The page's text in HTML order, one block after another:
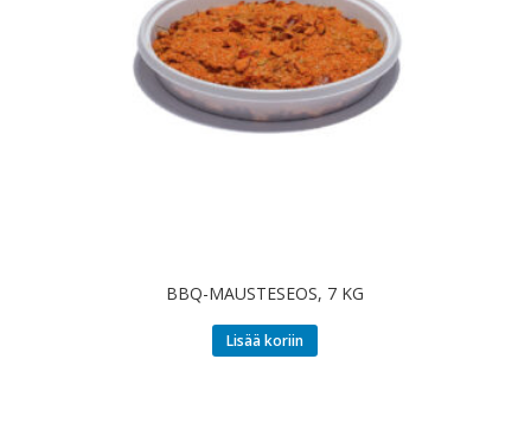
BBQ-MAUSTESEOS, 7 KG
Lisää koriin